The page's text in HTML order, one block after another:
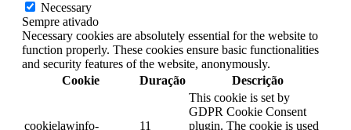
Necessary
Sempre ativado
Necessary cookies are absolutely essential for the website to
function properly. These cookies ensure basic functionalities
and security features of the website, anonymously.
Cookie
Duração Descrição
cookielawinfo-
11
This cookie is set by
GDPR Cookie Consent
plugin. The cookie is used